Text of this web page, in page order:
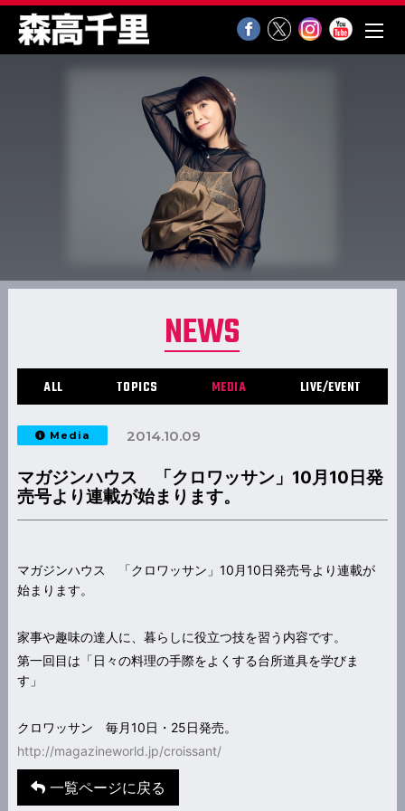
NEWS
ALL TOPICS MEDIA LIVE/EVENT
Media 2014.10.09
マガジンハウス 「クロワッサン」10月10日発
売号より連載が始まります。
マガジンハウス 「クロワッサン」10月10日発売号より連載が
始まります。
家事や趣味の達人に、暮らしに役立つ技を習う内容です。
第一回目は「日々の料理の手際をよくする台所道具を学びま
す」
クロワッサン 毎月10日・25日発売。
http://magazineworld.jp/croissant/
一覧ページに戻る